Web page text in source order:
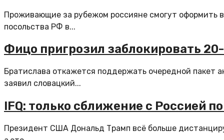
Проживающие за рубежом россияне смогут оформить
посольства РФ в...
Фицо пригрозил заблокировать
Братислава откажется поддержать очередной пакет
заявил словацкий...
IFQ: только сближение с Россией
Президент США Дональд Трамп всё больше